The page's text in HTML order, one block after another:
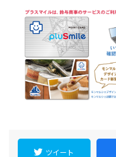
ツイート